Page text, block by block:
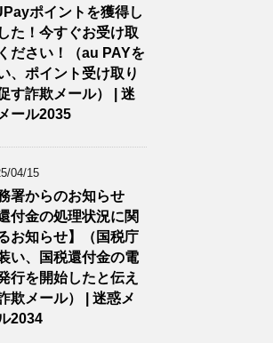
ポイントを獲得し
た！今すぐお受け取
ださい！（au PAYを
、ポイント受け取り
す詐欺メール） | 迷
ール2035
04/15
署からのお知らせ
還付金の処理状況に関
お知らせ】（国税庁
い、国税還付金の電
行を開始したと伝え
欺メール） | 迷惑メ
2034